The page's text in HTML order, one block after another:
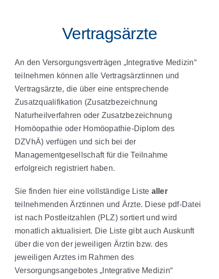
Vertragsärzte
An den Versorgungsverträgen „Integrative Medizin“
teilnehmen können alle Vertragsärztinnen und
Vertragsärzte, die über eine entsprechende
Zusatzqualifikation (Zusatzbezeichnung
Naturheilverfahren oder Zusatzbezeichnung
Homöopathie oder Homöopathie-Diplom des
DZVhÄ) verfügen und sich bei der
Managementgesellschaft für die Teilnahme
erfolgreich registriert haben.
Sie finden hier eine vollständige Liste aller
teilnehmenden Ärztinnen und Ärzte. Diese pdf-Datei
ist nach Postleitzahlen (PLZ) sortiert und wird
monatlich aktualisiert. Die Liste gibt auch Auskunft
über die von der jeweiligen Ärztin bzw. des
jeweiligen Arztes im Rahmen des
Versorgungsangebotes „Integrative Medizin“